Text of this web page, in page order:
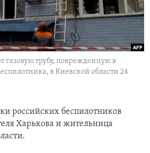
газовую трубу, поврежденную в
в Киевской области 24
российских беспилотников
Харькова и жительница